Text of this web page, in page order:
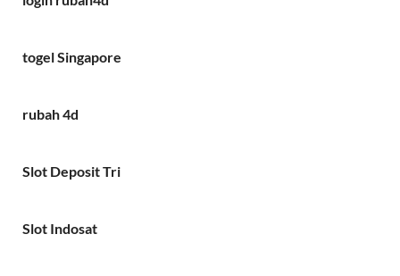
togel Singapore
rubah 4d
Slot Deposit Tri
Slot Indosat